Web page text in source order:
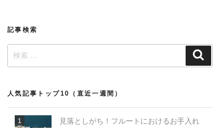
記事検索
索:
人気記事トップ10（直近一週間）
見落としがち！フルートにおけるお手入れ